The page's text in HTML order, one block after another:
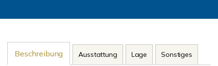
Beschreibung Ausstattung Lage Sonstiges